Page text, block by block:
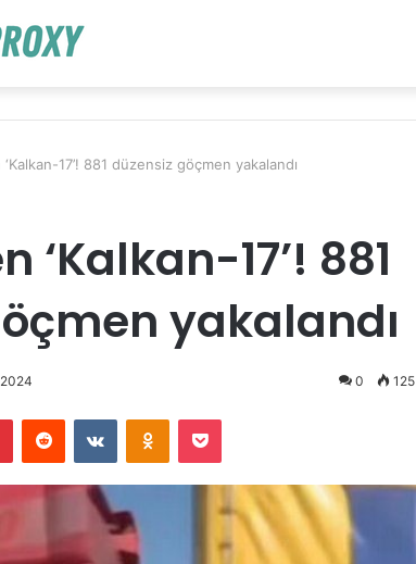
‘Kalkan-17’! 881 düzensiz göçmen yakalandı
‘Kalkan-17’! 881
yakalandı
0 125
PinterestReddit VKontakteOdnoklassniki
Pocket